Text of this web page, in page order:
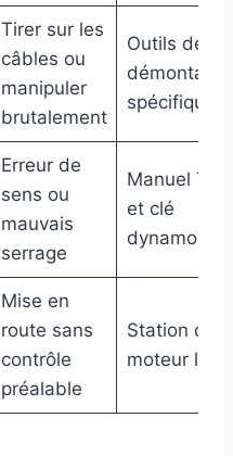
Tirer sur les
câbles ou
manipuler
brutalement
Outils de
démontage
spécifiques
Erreur de
sens ou
mauvais
serrage
Manuel
et clé
Mise en
route sans
contrôle
préalable
Station de
moteur